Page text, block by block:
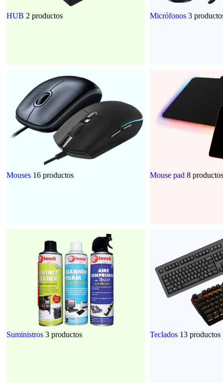
HUB 2 productos
Mouses 16 productos
Suministros 3 productos
Micrófonos 3
Mouse pad 8 productos
Teclados 13 productos